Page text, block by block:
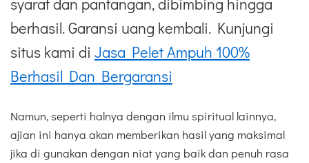
berhasil. Garansi uang kembali. Kunjungi
situs kami di Jasa Pelet Ampuh 100%
Berhasil Dan Bergaransi
Namun, seperti halnya dengan ilmu spiritual lainnya,
ajian ini hanya akan memberikan hasil yang maksimal
jika di gunakan dengan niat yang baik dan penuh rasa